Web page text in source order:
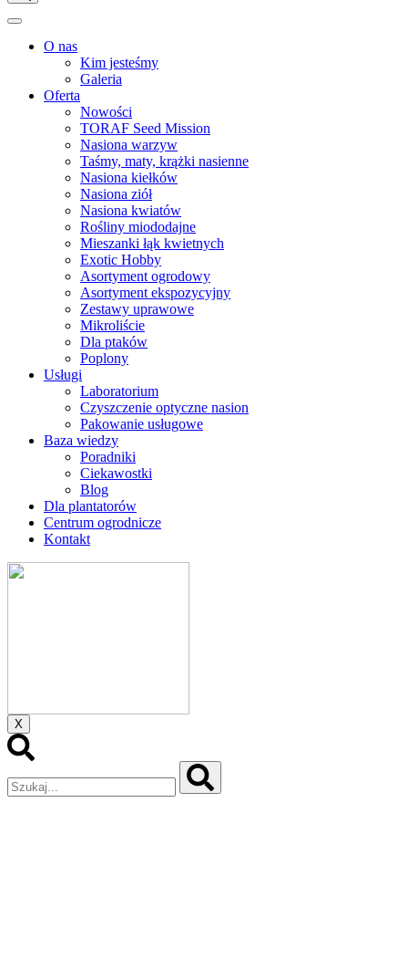
O nas
Kim jesteśmy
Galeria
Oferta
Nowości
TORAF Seed Mission
Nasiona warzyw
Taśmy, maty, krążki nasienne
Nasiona kiełków
Nasiona ziół
Nasiona kwiatów
Rośliny miododajne
Mieszanki łąk kwietnych
Exotic Hobby
Asortyment ogrodowy
Asortyment ekspozycyjny
Zestawy uprawowe
Mikroliście
Dla ptaków
Poplony
Usługi
Laboratorium
Czyszczenie optyczne nasion
Pakowanie usługowe
Baza wiedzy
Poradniki
Ciekawostki
Blog
Dla plantatorów
Centrum ogrodnicze
Kontakt
X